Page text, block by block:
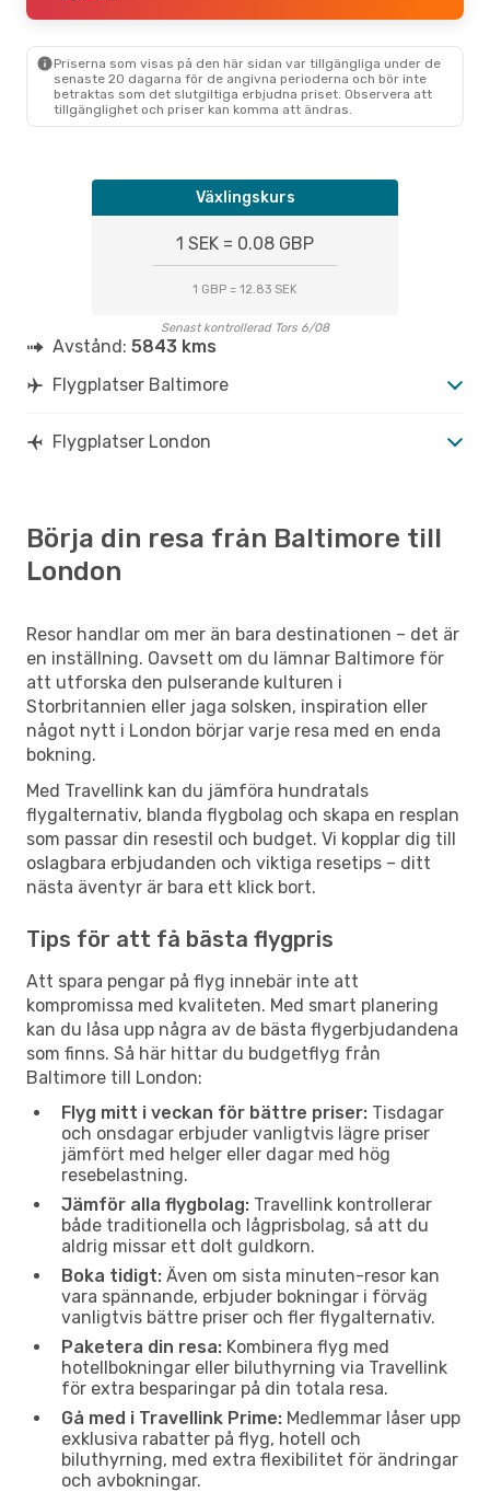
Priserna som visas på den här sidan var tillgängliga under de
senaste 20 dagarna för de angivna perioderna och bör inte
betraktas som det slutgiltiga erbjudna priset. Observera att
tillgänglighet och priser kan komma att ändras.
Växlingskurs
1 SEK = 0.08 GBP
1 GBP = 12.83 SEK
Senast kontrollerad Tors 6/08
Avstånd: 5843 kms
Flygplatser Baltimore
Flygplatser London
Börja din resa från Baltimore till
London
Resor handlar om mer än bara destinationen – det är
en inställning. Oavsett om du lämnar Baltimore för
att utforska den pulserande kulturen i
Storbritannien eller jaga solsken, inspiration eller
något nytt i London börjar varje resa med en enda
bokning.
Med Travellink kan du jämföra hundratals
flygalternativ, blanda flygbolag och skapa en resplan
som passar din resestil och budget. Vi kopplar dig till
oslagbara erbjudanden och viktiga resetips – ditt
nästa äventyr är bara ett klick bort.
Tips för att få bästa flygpris
Att spara pengar på flyg innebär inte att
kompromissa med kvaliteten. Med smart planering
kan du låsa upp några av de bästa flygerbjudandena
som finns. Så här hittar du budgetflyg från
Baltimore till London:
Flyg mitt i veckan för bättre priser: Tisdagar
och onsdagar erbjuder vanligtvis lägre priser
jämfört med helger eller dagar med hög
resebelastning.
Jämför alla flygbolag: Travellink kontrollerar
både traditionella och lågprisbolag, så att du
aldrig missar ett dolt guldkorn.
Boka tidigt: Även om sista minuten-resor kan
vara spännande, erbjuder bokningar i förväg
vanligtvis bättre priser och fler flygalternativ.
Paketera din resa: Kombinera flyg med
hotellbokningar eller biluthyrning via Travellink
för extra besparingar på din totala resa.
Gå med i Travellink Prime: Medlemmar låser upp
exklusiva rabatter på flyg, hotell och
biluthyrning, med extra flexibilitet för ändringar
och avbokningar.